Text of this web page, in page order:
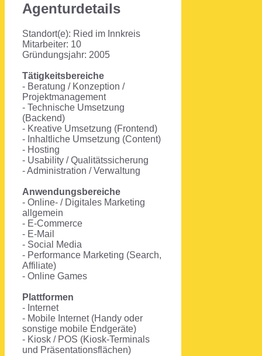
Agenturdetails
Standort(e): Ried im Innkreis
Mitarbeiter: 10
Gründungsjahr: 2005
Tätigkeitsbereiche
- Beratung / Konzeption /
Projektmanagement
- Technische Umsetzung
(Backend)
- Kreative Umsetzung (Frontend)
- Inhaltliche Umsetzung (Content)
- Hosting
- Usability / Qualitätssicherung
- Administration / Verwaltung
Anwendungsbereiche
- Online- / Digitales Marketing
allgemein
- E-Commerce
- E-Mail
- Social Media
- Performance Marketing (Search,
Affiliate)
- Online Games
Plattformen
- Internet
- Mobile Internet (Handy oder
sonstige mobile Endgeräte)
- Kiosk / POS (Kiosk-Terminals
und Präsentationsflächen)